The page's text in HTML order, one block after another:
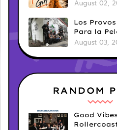
August 02,
Los
Para la
August 03,
RANDOM
Good Vibes